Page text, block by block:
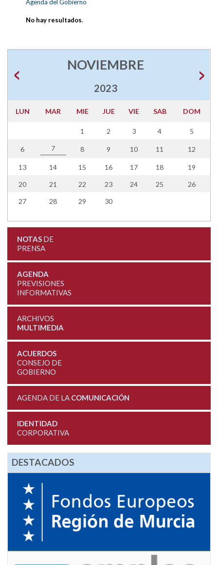
Agenda del Gobierno
No hay resultados.
NOVIEMBRE
2023
LUN MAR MIE JUE VIE SAB DOM
1 2 3 4 5
6 7 8 9 10 11 12
13 14 15 16 17 18 19
20 21 22 23 24 25 26
27 28 29 30
NOTASDE
PRENSA
AGENDA
PREVISIONES
INFORMATIVAS
ARCHIVOS
MULTIMEDIA
ACUERDOS
CONSEJO DE
GOBIERNO
AGENDA DE LA COMUNICACIÓN
IDENTIDAD
CORPORATIVA
DESTACADOS